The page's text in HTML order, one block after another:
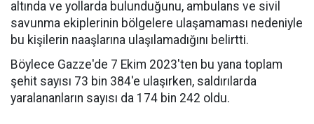
altında ve yollarda bulunduğunu, ambulans ve sivil
savunma ekiplerinin bölgelere ulaşamaması nedeniyle
bu kişilerin naaşlarına ulaşılamadığını belirtti.
Böylece Gazze'de 7 Ekim 2023'ten bu yana toplam
şehit sayısı 73 bin 384'e ulaşırken, saldırılarda
yaralananların sayısı da 174 bin 242 oldu.